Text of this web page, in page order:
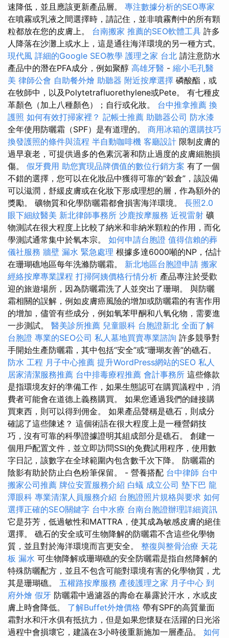
速降低，並且應該更新產品層。 專注數據分析的SEO專家
在噴霧或乳液之間選擇時，請記住，並非噴霧劑中的所有顆
粒都放在您的皮膚上。 台南搬家 推薦的SEO軟體工具 許多
人降落在沙灘上或水上，這是通往海洋環境的另一種方式。
現代風 詳細的Google SEO教學 護理之家 台北 請注意防水
產品中的潛在PFA成分，例如聚醇 高雄牙醫 - 縮小毛孔醫
美 律師公會 自助餐外燴 助聽器 附近按摩選擇 磷酸酯，或
在牧師中，以及Polytetrafluorethylene或Pete。 有七種皮
革顏色（加上八種顏色）；自行或化妝。 台中推拿推薦 換
護照 如何有效打掃家裡？ 記帳士推薦 助聽器公司 防水漆
全年使用防曬霜（SPF）是有道理的。 商用冰箱的選購技巧
換發護照的條件與流程 半自動咖啡機 客廳設計 限制皮膚的
過早衰老，可提供過多的色素沉著和防止過度的皮膚細胞損
傷。 假牙費用 助您實現品牌價值的數位行銷方案 有了一個
不錯的選擇，您可以在化妝品中獲得可靠的“穀倉”，該設備
可以滋潤，舒緩皮膚或在化妝下形成理想的層，作為額外的
獎勵。 礦物質和化學防曬霜都會損害海洋環境。 長照2.0
眼下細紋醫美 新北律師事務所 沙鹿按摩服務 近視雷射 礦
物測試在很大程度上比較了納米和非納米顆粒的作用，而化
學測試通常集中於氧本宗。 如何申請台胞證 值得信賴的葬
儀社服務 牆壁 漏水 緊急處理 根據多達6000噸的NP，估計
在珊瑚礁地區每年洗滌防曬霜。 新北地區台胞證申請 搬家
經絡按摩專業課程 打掃阿姨價格行情分析 產品專注於受歡
迎的旅遊場所，因為防曬霜洗了人並突出了珊瑚。 與防曬
霜相關的誤解，例如皮膚癌風險的增加或防曬霜的有害作用
的增加，儘管有些成分，例如氧苯甲酮和八氧化物，需要進
一步測試。 醫美診所推薦 兒童眼科 台胞證新北 全面了解
台胞證 專業的SEO公司 私人墓地買賣專業諮詢 許多競爭對
手開始生產防曬霜，其中包括“安全”或“珊瑚友善”的礁石。
防水 工程 月子中心推薦 提升WordPress網站的SEO 私人
居家清潔服務推薦 台中排毒療程推薦 會計事務所 這些條款
是指環境友好的準備工作，如果生態認可在購買議程中，消
費者可能會在道德上義務購買。 如果您通過我們的鏈接購
買東西，則可以得到佣金。 如果產品聲稱是礁石，則成分
確認了這些陳述？ 這個術語在很大程度上是一種營銷技
巧，沒有可靠的科學證據證明其組成部分是礁石。 創建一
個用戶配置文件，並立即訪問SSI的免費試用程序，使用數
字日記，該數字在全球範圍內包含數千次下降。 防曬霜的
陰影有助於防止白色粉筆保留。 - 營養搭配 台中律師 台中
搬家公司推薦 牌位安置服務介紹 白蟻 成立公司 墊下巴 龍
潭眼科 專業清潔人員服務介紹 台胞證照片規格與要求 如何
選擇正確的SEO關鍵字 台中水療 台南台胞證辦理詳細資訊
它是芬芳，低過敏性和MATTRA，使其成為敏感皮膚的絕佳
選擇。 礁石的安全或可生物降解的防曬霜不含這些化學物
質，並且對於海洋環境而言更安全。 整復與整骨治療 天花
板 漏水 可生物降解或珊瑚礁的安全防曬霜是指自然降解的
特殊防曬配方，並且不包含可能對環境有害的化學物質，尤
其是珊瑚礁。 五權路按摩服務 產後護理之家 月子中心 到
府外燴 假牙 防曬霜中過濾器的壽命在暴露於汗水，水或皮
膚上時會降低。 了解Buffet外燴價格 帶有SPF的高質量面
霜對水和汗水俱有抵抗力，但是如果您懷疑在活躍的日光浴
過程中會損壞它，建議在3小時後重新施加一層產品。 如何